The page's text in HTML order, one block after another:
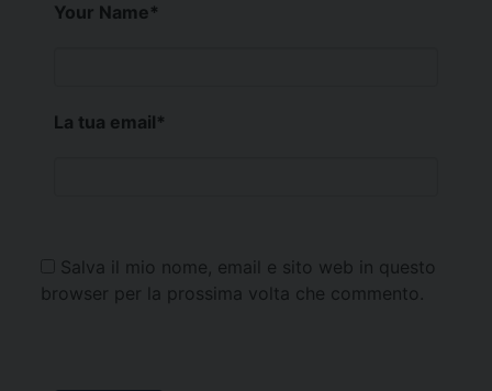
Your Name*
La tua email*
Salva il mio nome, email e sito web in questo
browser per la prossima volta che commento.